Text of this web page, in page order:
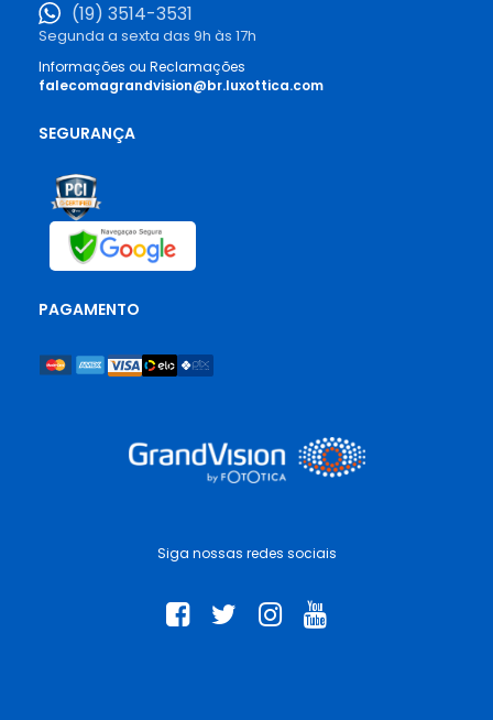
Siga nossas redes sociais
(19) 3514-3531
Segunda a sexta das 9h às 17h
Informações ou Reclamações
falecomagrandvision@br.luxottica.com
SEGURANÇA
PAGAMENTO